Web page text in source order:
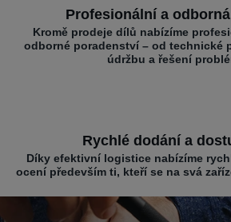
Profesionální a
Kromě prodeje dílů nabízíme
odborné poradenství – od technické
údržbu a řešení
Rychlé dodání a
Díky efektivní logistice nabízíme
ocení především ti, kteří se na svá